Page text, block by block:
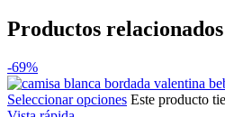
Productos relacionados
-69%
Seleccionar opciones Este producto